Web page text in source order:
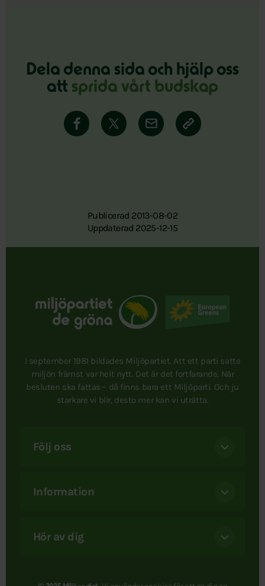
Dela denna sida och hjälp oss
att sprida vårt budskap
Publicerad 2013-08-02
Uppdaterad 2025-12-15
I september 1981 bildades Miljöpartiet. Att ett parti satte
miljön främst var helt nytt. Det är det fortfarande. När
besluten ska fattas – då finns bara ett Miljöparti. Och ju
starkare vi blir, desto mer kan vi uträtta.
Följ oss
Information
Hör av dig